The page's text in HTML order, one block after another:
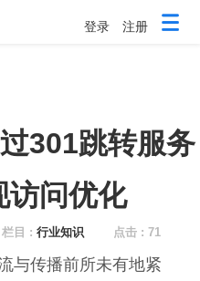
登录 注册
301跳转服务
访问优化
栏目 : 行业知识 点击 : 71
与传播前所未有地紧